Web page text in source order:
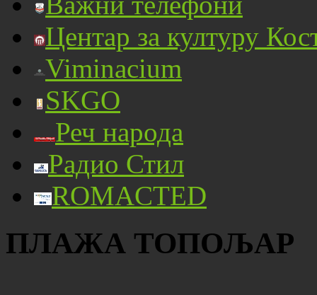
Центар за културу
Viminacium
SKGO
Реч народа
Радио Стил
ROMACTED
ПЛАЖА ТОПОЉАР